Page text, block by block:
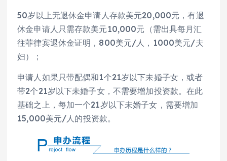
50岁以上无退休金申请人存款美元20,000元，有退
休金申请人只需存款美元10,000元（需出具每月汇
往菲律宾退休金证明，800美元/人，1000美元/夫
妇）；
申请人如果只带配偶和1个21岁以下未婚子女，或者
带2个21岁以下未婚子女，不需要增加投资款。在此
基础之上，每加一个21岁以下未婚子女，需要增加
15,000美元/人的投资款。